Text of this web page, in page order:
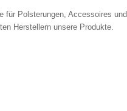
für Polsterungen, Accessoires und
Herstellern unsere Produkte.